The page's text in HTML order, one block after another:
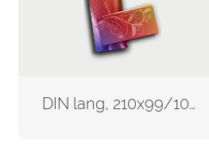
DIN lang, 210x99/105 mm